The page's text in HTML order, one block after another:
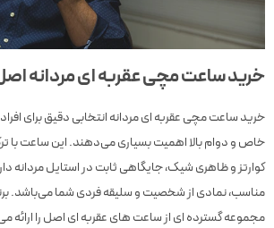
خرید ساعت مچی عقربه ای مردانه
خرید ساعت مچی عقربه ای مردانه انتخابی دقیق برای
خاص و دوام بالا اهمیت بسیاری می‌دهند. این ساعت با
کوارتز و ظاهری شیک، جایگاهی ثابت در استایل مردانه
مناسب، نمادی از شخصیت و سلیقه فردی شما می‌باشد.
مجموعه گسترده ای از ساعت های عقربه ای اصل را